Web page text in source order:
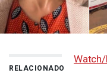
RELACIONADO
Watch/